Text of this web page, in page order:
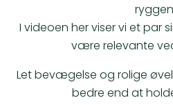
I videoen her viser vi et par
være relevante
Let bevægelse og rolige
bedre end at